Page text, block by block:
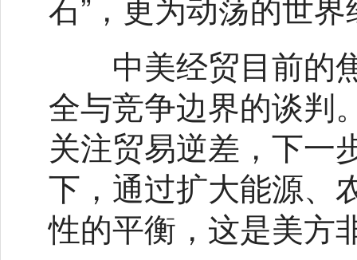
中美经贸目前的焦
全与竞争边界的谈判
关注贸易逆差，下一
下，通过扩大能源、
性的平衡，这是美方